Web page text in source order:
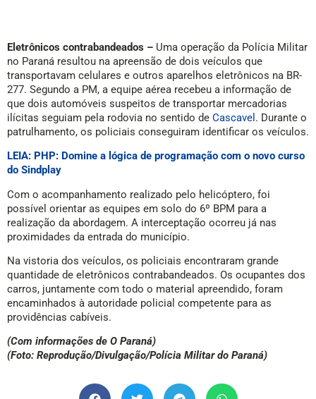
Eletrônicos contrabandeados – Uma operação da Polícia Militar
no Paraná resultou na apreensão de dois veículos que
transportavam celulares e outros aparelhos eletrônicos na BR-
277. Segundo a PM, a equipe aérea recebeu a informação de
que dois automóveis suspeitos de transportar mercadorias
ilícitas seguiam pela rodovia no sentido de Cascavel . Durante o
patrulhamento, os policiais conseguiram identificar os veículos.
LEIA: PHP: Domine a lógica de programação com o novo curso
do Sindplay
Com o acompanhamento realizado pelo helicóptero, foi
possível orientar as equipes em solo do 6º BPM para a
realização da abordagem. A interceptação ocorreu já nas
proximidades da entrada do município.
Na vistoria dos veículos, os policiais encontraram grande
quantidade de eletrônicos contrabandeados. Os ocupantes dos
carros, juntamente com todo o material apreendido, foram
encaminhados à autoridade policial competente para as
providências cabíveis.
(Com informações de O Paraná)
(Foto: Reprodução/Divulgação/Polícia Militar do Paraná)